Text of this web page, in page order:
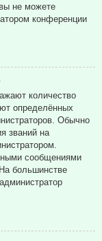
не можете
конференции
количество
определённых
Обычно
званий на
сообщениями
большинстве